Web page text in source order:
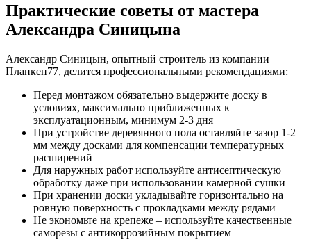
Практические советы от мастера
Александра Синицына
Александр Синицын, опытный строитель из компании
Планкен77, делится профессиональными рекомендациями:
Перед монтажом обязательно выдержите доску в
условиях, максимально приближенных к
эксплуатационным, минимум 2-3 дня
При устройстве деревянного пола оставляйте зазор 1-2
мм между досками для компенсации температурных
расширений
Для наружных работ используйте антисептическую
обработку даже при использовании камерной сушки
При хранении доски укладывайте горизонтально на
ровную поверхность с прокладками между рядами
Не экономьте на крепеже – используйте качественные
саморезы с антикоррозийным покрытием